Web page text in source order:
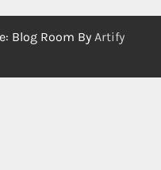
Blog Room By Artify